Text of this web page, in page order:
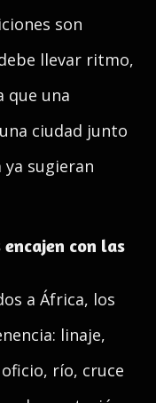
son
llevar ritmo,
que una
ciudad junto
sugieran
encajen con las
a África, los
linaje,
río, cruce